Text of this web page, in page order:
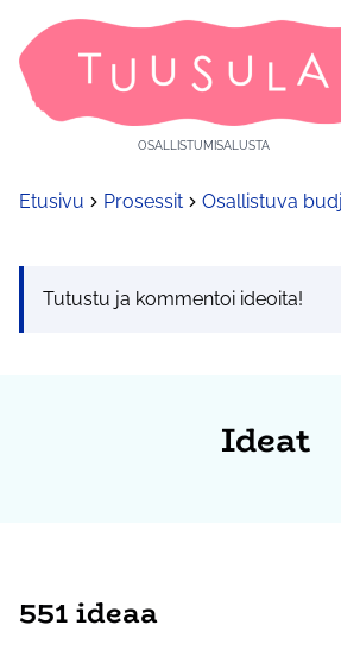
OSALLISTUMISALUSTA
Etusivu Prosessit Osallistuva
Tutustu ja kommentoi ideoita!
Ideat
551 ideaa